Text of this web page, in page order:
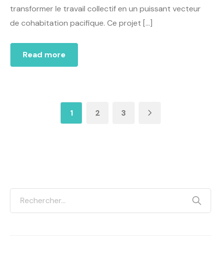
transformer le travail collectif en un puissant vecteur
de cohabitation pacifique. Ce projet […]
Read more
1 2 3